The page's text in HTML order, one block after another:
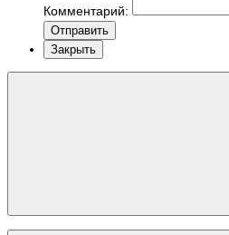
Комментарий:
Отправить
Закрыть